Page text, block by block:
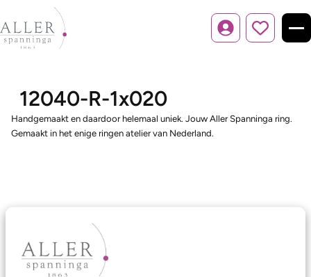
Inloggen
12040-R-1x020
Handgemaakt en daardoor helemaal uniek. Jouw Aller Spanninga ring.
Gemaakt in het enige ringen atelier van Nederland.
Ons aanbod
Trouwringen